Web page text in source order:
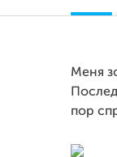
Меня
пор